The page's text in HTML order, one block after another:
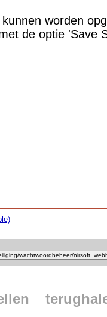
worden
de optie 'Save